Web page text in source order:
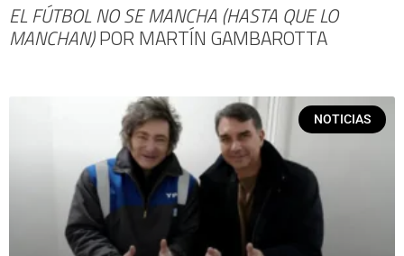
EL FÚTBOL NO SE MANCHA (HASTA QUE LO
MANCHAN)POR MARTÍN GAMBAROTTA
NOTICIAS